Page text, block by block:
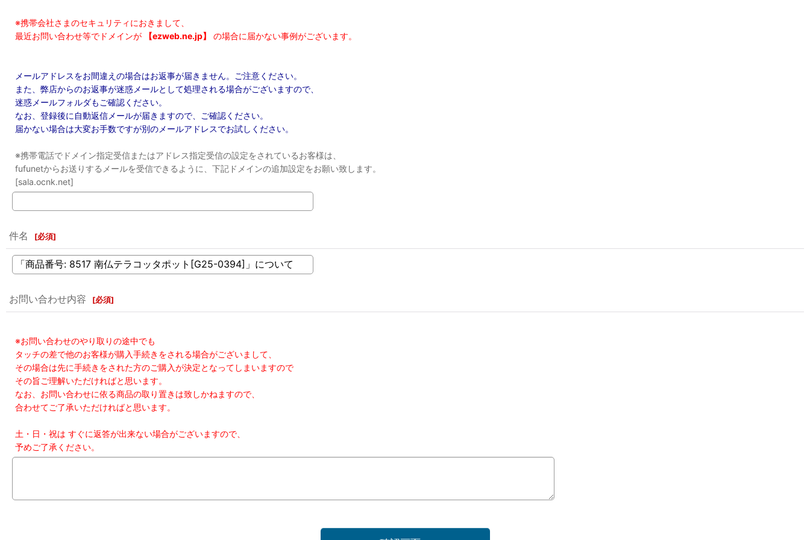
※携帯会社さまのセキュリティにおきまして、
最近お問い合わせ等でドメインが
【ezweb.ne.jp】 の場合に届かない事例がございます。
メールアドレスをお間違えの場合はお返事が届きません。ご注意ください。
また、弊店からのお返事が迷惑メールとして処理される場合がございますので、
迷惑メールフォルダもご確認ください。
なお、登録後に自動返信メールが届きますので、ご確認ください。
届かない場合は大変お手数ですが別のメールアドレスでお試しください。
※携帯電話でドメイン指定受信またはアドレス指定受信の設定をされているお客様は、
fufunetからお送りするメールを受信できるように、下記ドメインの追加設定をお願い致します。
[sala.ocnk.net]
件名 [必須]
お問い合わせ内容 [必須]
※お問い合わせのやり取りの途中でも
タッチの差で他のお客様が購入手続きをされる場合がございまして、
その場合は先に手続きをされた方のご購入が決定となってしまいますので
その旨ご理解いただければと思います。
なお、お問い合わせに依る商品の取り置きは致しかねますので、
合わせてご了承いただければと思います。
土・日・祝は すぐに返答が出来ない場合がございますので、
予めご了承ください。